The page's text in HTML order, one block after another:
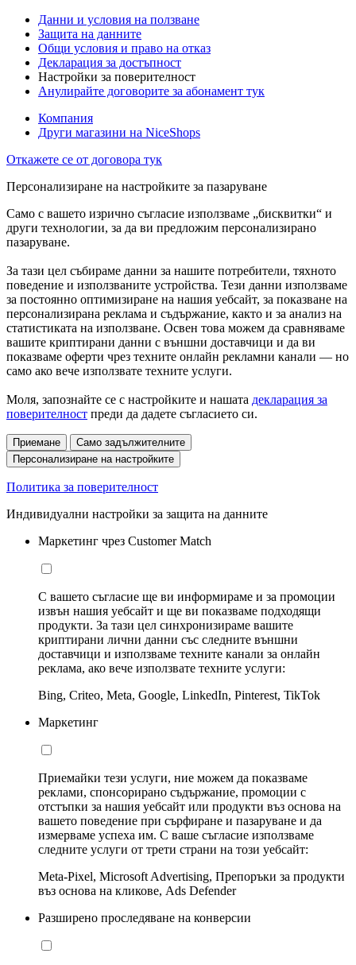
Данни и условия на ползване
Защита на данните
Общи условия и право на отказ
Декларация за достъпност
Настройки за поверителност
Анулирайте договорите за абонамент тук
Компания
Други магазини на NiceShops
Откажете се от договора тук
Персонализиране на настройките за пазаруване
Само с вашето изрично съгласие използваме „бисквитки“ и
други технологии, за да ви предложим персонализирано
пазаруване.
За тази цел събираме данни за нашите потребители, тяхното
поведение и използваните устройства. Тези данни използваме
за постоянно оптимизиране на нашия уебсайт, за показване на
персонализирана реклама и съдържание, както и за анализ на
статистиката на използване. Освен това можем да сравняваме
вашите криптирани данни с външни доставчици и да ви
показваме оферти чрез техните онлайн рекламни канали — но
само ако вече използвате техните услуги.
Моля, запознайте се с настройките и нашата декларация за
поверителност преди да дадете съгласието си.
Приемане
Само задължителните
Персонализиране на настройките
Политика за поверителност
Индивидуални настройки за защита на данните
Маркетинг чрез Customer Match
С вашето съгласие ще ви информираме и за промоции
извън нашия уебсайт и ще ви показваме подходящи
продукти. За тази цел синхронизираме вашите
криптирани лични данни със следните външни
доставчици и използваме техните канали за онлайн
реклама, ако вече използвате техните услуги:
Bing, Criteo, Meta, Google, LinkedIn, Pinterest, TikTok
Маркетинг
Приемайки тези услуги, ние можем да показваме
реклами, спонсорирано съдържание, промоции с
отстъпки за нашия уебсайт или продукти въз основа на
вашето поведение при сърфиране и пазаруване и да
измерваме успеха им. С ваше съгласие използваме
следните услуги от трети страни на този уебсайт:
Meta-Pixel, Microsoft Advertising, Препоръки за продукти
въз основа на кликове, Ads Defender
Разширено проследяване на конверсии